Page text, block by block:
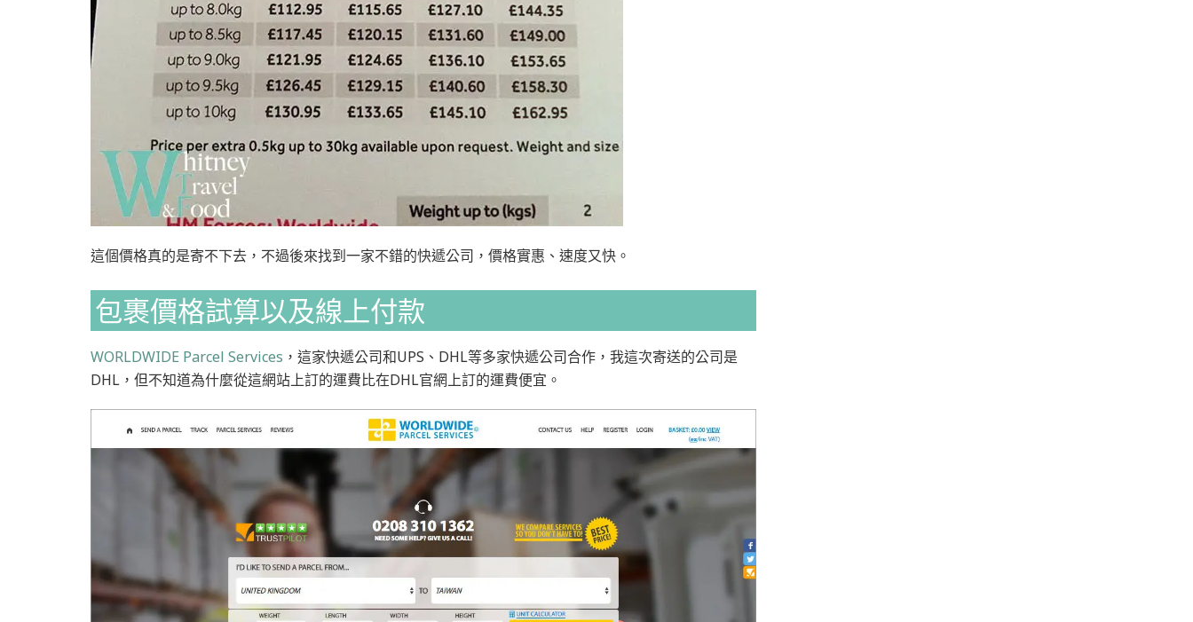
這個價格真的是寄不下去，不過後來找到一家不錯的快遞公司，價格實惠、速度又快。
包裹價格試算以及線上付款
WORLDWIDE Parcel Services ，這家快遞公司和UPS、DHL等多家快遞公司合作，我這次寄送的公司是
DHL，但不知道為什麼從這網站上訂的運費比在DHL官網上訂的運費便宜。